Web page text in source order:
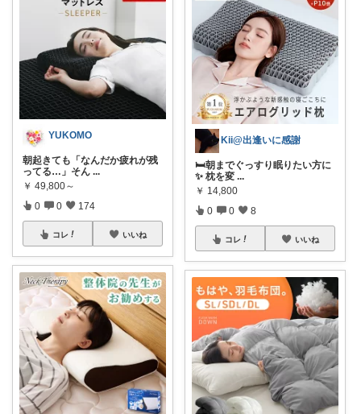
YUKOMO
朝起きても「なんだか疲れが残
ってる…」そん ...
￥ 49,800～
0 0 174
コレ いいね
Kii@出逢いに感謝
🛏️朝までぐっすり眠りたい方に
✨ 枕を変 ...
￥ 14,800
0 0 8
コレ いいね